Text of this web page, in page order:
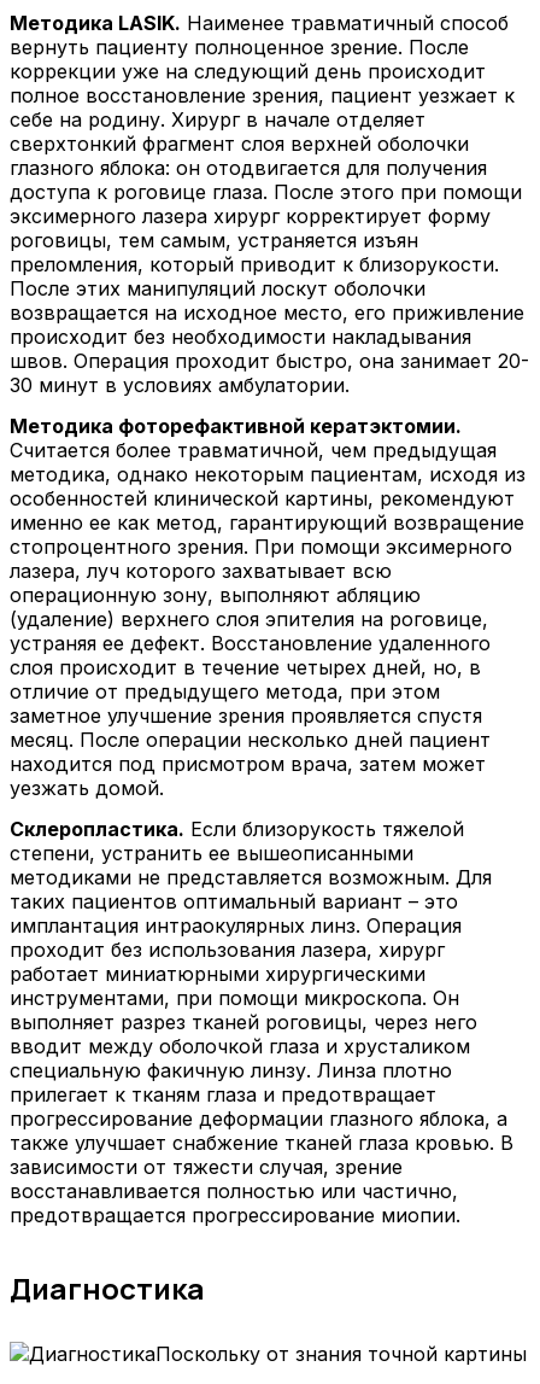
Методика LASIK. Наименее травматичный способ
вернуть пациенту полноценное зрение. После
коррекции уже на следующий день происходит
полное восстановление зрения, пациент уезжает к
себе на родину. Хирург в начале отделяет
сверхтонкий фрагмент слоя верхней оболочки
глазного яблока: он отодвигается для получения
доступа к роговице глаза. После этого при помощи
эксимерного лазера хирург корректирует форму
роговицы, тем самым, устраняется изъян
преломления, который приводит к близорукости.
После этих манипуляций лоскут оболочки
возвращается на исходное место, его приживление
происходит без необходимости накладывания
швов. Операция проходит быстро, она занимает 20-
30 минут в условиях амбулатории.
Методика фоторефактивной кератэктомии.
Считается более травматичной, чем предыдущая
методика, однако некоторым пациентам, исходя из
особенностей клинической картины, рекомендуют
именно ее как метод, гарантирующий возвращение
стопроцентного зрения. При помощи эксимерного
лазера, луч которого захватывает всю
операционную зону, выполняют абляцию
(удаление) верхнего слоя эпителия на роговице,
устраняя ее дефект. Восстановление удаленного
слоя происходит в течение четырех дней, но, в
отличие от предыдущего метода, при этом
заметное улучшение зрения проявляется спустя
месяц. После операции несколько дней пациент
находится под присмотром врача, затем может
уезжать домой.
Склеропластика. Если близорукость тяжелой
степени, устранить ее вышеописанными
методиками не представляется возможным. Для
таких пациентов оптимальный вариант – это
имплантация интраокулярных линз. Операция
проходит без использования лазера, хирург
работает миниатюрными хирургическими
инструментами, при помощи микроскопа. Он
выполняет разрез тканей роговицы, через него
вводит между оболочкой глаза и хрусталиком
специальную факичную линзу. Линза плотно
прилегает к тканям глаза и предотвращает
прогрессирование деформации глазного яблока, а
также улучшает снабжение тканей глаза кровью. В
зависимости от тяжести случая, зрение
восстанавливается полностью или частично,
предотвращается прогрессирование миопии.
Диагностика
Поскольку от знания точной картины